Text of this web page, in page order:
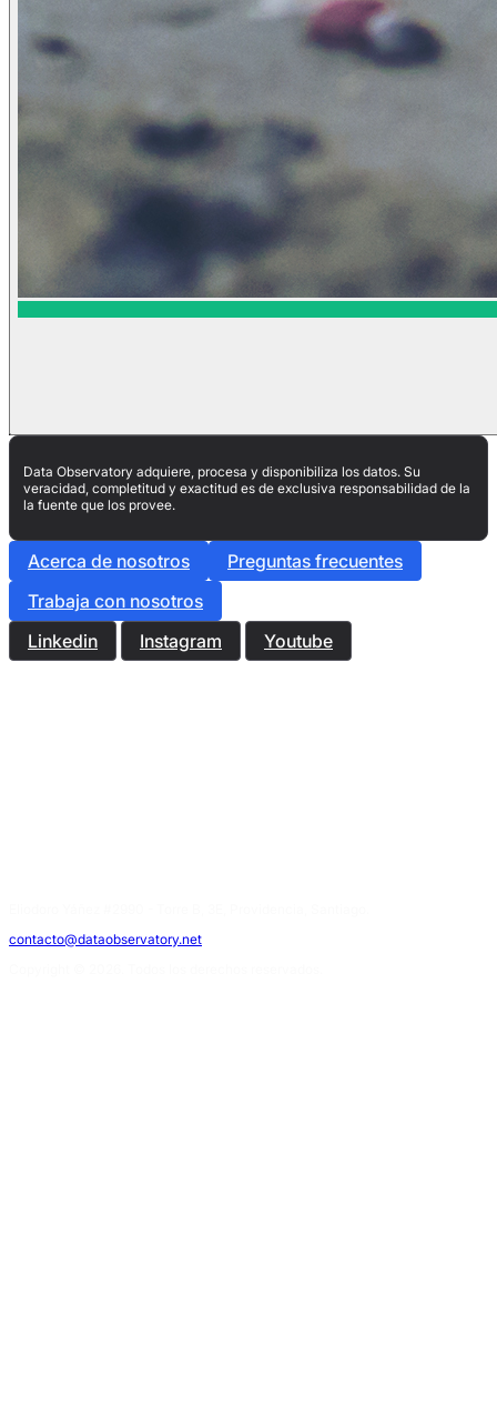
Data Observatory adquiere, procesa y disponibiliza los datos. Su
veracidad, completitud y exactitud es de exclusiva responsabilidad de la
la fuente que los provee.
Acerca de nosotros
Preguntas frecuentes
Trabaja con nosotros
Linkedin
Instagram Youtube
contacto@dataobservatory.net